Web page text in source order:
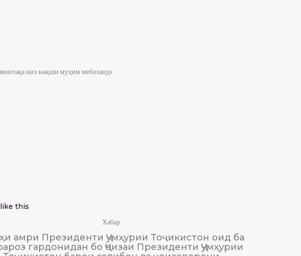
низ нақши муҳим мебозанд»
like this
Хабар
амри Президенти Ҷумҳурии Тоҷикистон оид ба
гардонидан бо Ҷоизаи Президенти Ҷумҳурии